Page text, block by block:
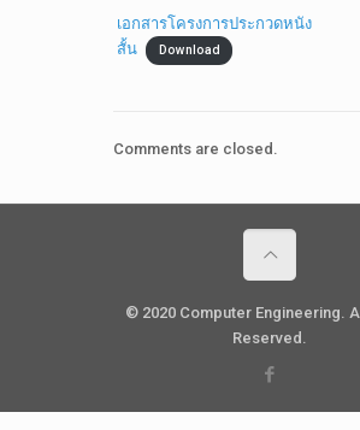
เอกสารโครงการประกวดหนัง
สั้น
Download
Comments are closed.
© 2020 Computer Engineering.
Reserved.